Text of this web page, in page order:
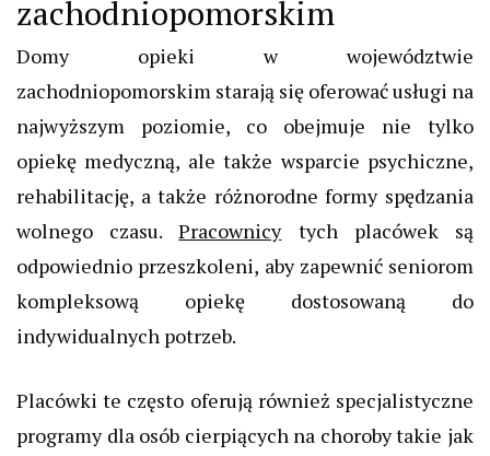
zachodniopomorskim
Domy opieki w województwie
zachodniopomorskim starają się oferować usługi na
najwyższym poziomie, co obejmuje nie tylko
opiekę medyczną, ale także wsparcie psychiczne,
rehabilitację, a także różnorodne formy spędzania
wolnego czasu.Pracownicytych placówek są
odpowiednio przeszkoleni, aby zapewnić seniorom
kompleksową opiekę dostosowaną do
indywidualnych potrzeb.
Placówki te często oferują również specjalistyczne
programy dla osób cierpiących na choroby takie jak